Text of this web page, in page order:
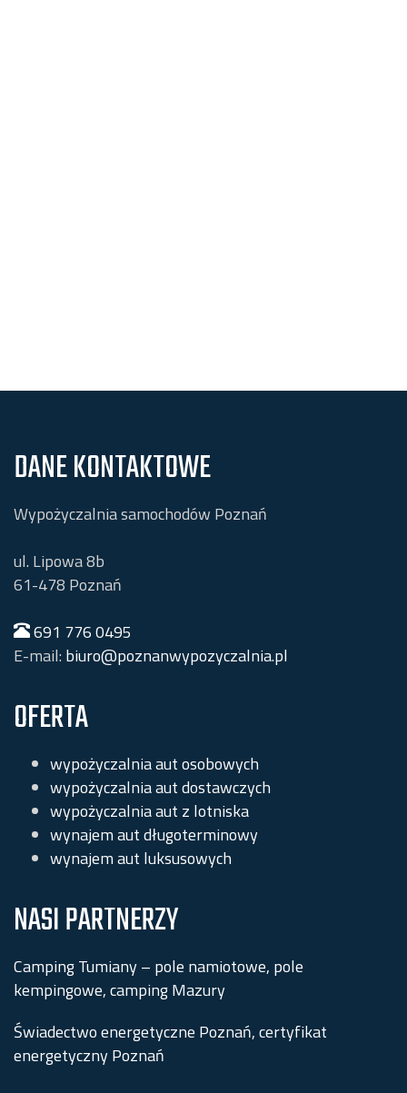
DANE KONTAKTOWE
Wypożyczalnia samochodów Poznań
ul. Lipowa 8b
61-478 Poznań
691 776 0495
E-mail: biuro@poznanwypozyczalnia.pl
OFERTA
wypożyczalnia aut osobowych
wypożyczalnia aut dostawczych
wypożyczalnia aut z lotniska
wynajem aut długoterminowy
wynajem aut luksusowych
NASI PARTNERZY
Camping Tumiany – pole namiotowe, pole
kempingowe, camping Mazury
Świadectwo energetyczne Poznań, certyfikat
energetyczny Poznań